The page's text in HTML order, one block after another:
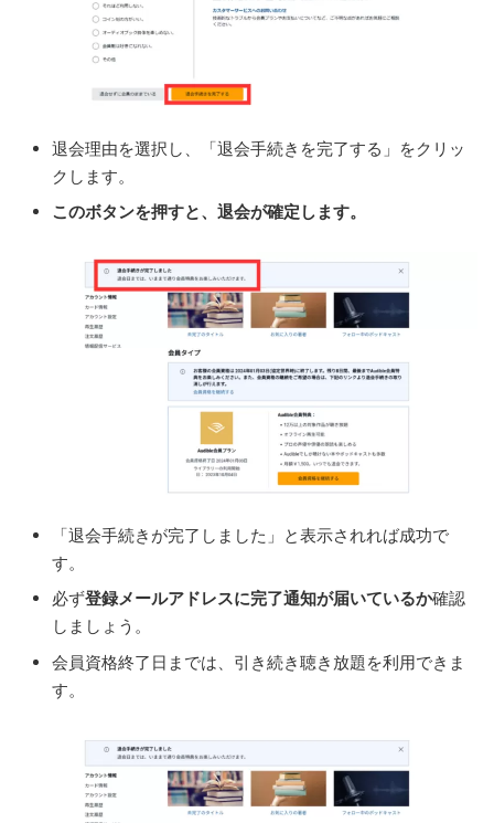
退会理由を選択し、「退会手続きを完了する」をクリッ
クします。
このボタンを押すと、退会が確定します。
「退会手続きが完了しました」と表示されれば成功で
す。
必ず登録メールアドレスに完了通知が届いているか確認
しましょう。
会員資格終了日までは、引き続き聴き放題を利用できま
す。